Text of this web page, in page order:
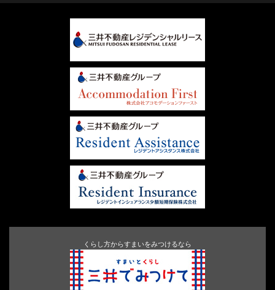
くらし方からすまいをみつけるなら